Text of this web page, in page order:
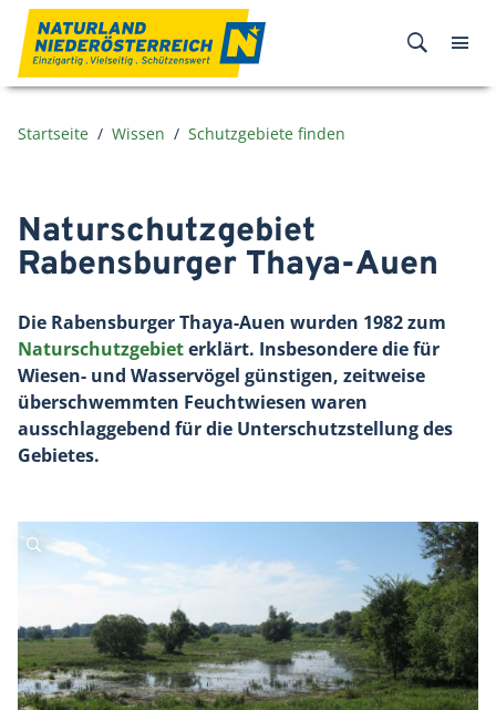
Zum Inhalt
Startseite Wissen Schutzgebiete finden
Naturschutzgebiet
Rabensburger Thaya-Auen
Die Rabensburger Thaya-Auen wurden 1982 zum
Naturschutzgebieterklärt. Insbesondere die für
Wiesen- und Wasservögel günstigen, zeitweise
überschwemmten Feuchtwiesen waren
ausschlaggebend für die Unterschutzstellung des
Gebietes.